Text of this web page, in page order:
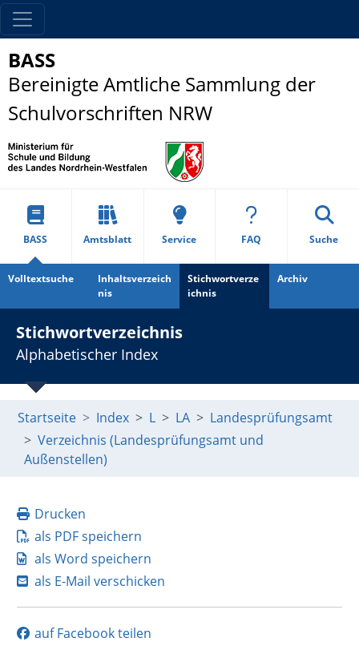
BASS
Bereinigte Amtliche Sammlung der
Schulvorschriften NRW
BASS Amtsblatt Service FAQ Suche
Volltextsuche
Inhaltsverzeich
nis
Stichwortverze
ichnis
Archiv
Stichwortverzeichnis
Alphabetischer Index
Startseite Index L LA
Landesprüfungsamt
Verzeichnis (Landesprüfungsamt und
Außenstellen)
Drucken
als PDF speichern
als Word speichern
als E-Mail verschicken
auf Facebook teilen